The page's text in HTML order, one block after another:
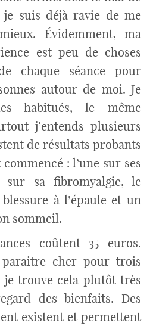
je suis déjà ravie de me
Évidemment, ma
est peu de choses
chaque séance pour
autour de moi. Je
habitués, le même
j’entends plusieurs
de résultats probants
: l’une sur ses
sur sa fibromyalgie, le
à l’épaule et un
sommeil.
coûtent 35 euros.
cher pour trois
trouve cela plutôt très
des bienfaits. Des
existent et permettent